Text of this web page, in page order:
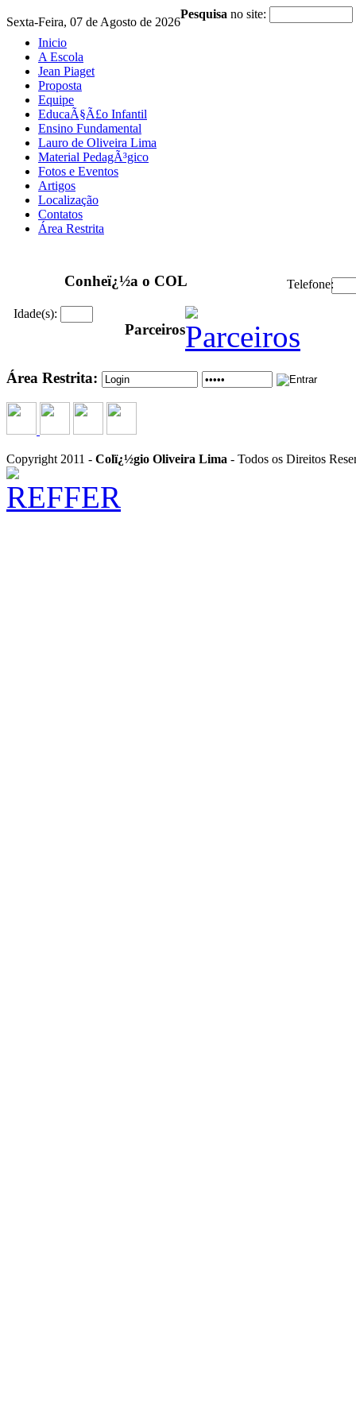
Sexta-Feira, 07 de Agosto de 2026
Pesquisa no site:
Inicio
A Escola
Jean Piaget
Proposta
Equipe
EducaÃ§Ã£o Infantil
Ensino Fundamental
Lauro de Oliveira Lima
Material PedagÃ³gico
Fotos e Eventos
Artigos
Localização
Contatos
Área Restrita
Conheï¿½a o COL Telefone:
Idade(s):
Parceiros
Área Restrita:
Copyright 2011 - Colï¿½gio Oliveira Lima - Todos os Direitos